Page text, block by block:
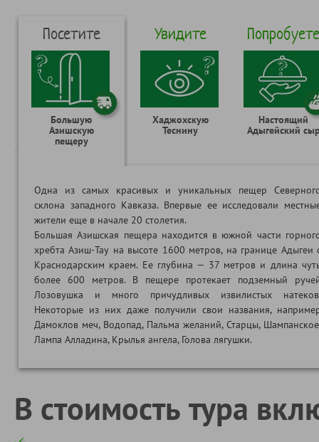
Посетите
Большую
Азишскую
пещеру
Увидите
Хаджохскую
Теснину
Попробуете
Настоящий
Адыгейский
Одна из самых красивых и уникальных пещер
склона западного Кавказа. Впервые ее исследовали
жители еще в начале 20 столетия.
Большая Азишская пещера находится в южной части
хребта Азиш-Тау на высоте 1600 метров, на границе Адыгеи
Краснодарским краем. Ее глубина — 37 метров и длина
более 600 метров. В пещере протекает подземный
Лозовушка и много причудливых извилистых
Некоторые из них даже получили свои названия,
Дамоклов меч, Водопад, Пальма желаний, Старцы,
Лампа Алладина, Крылья ангела, Голова лягушки.
В стоимость тура